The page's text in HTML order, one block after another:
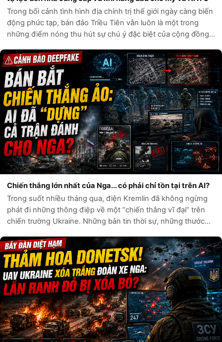
Trong bối cảnh tình hình địa chính trị thế giới ngày càng biến
động phức tạp, bán đảo Triều Tiên vẫn luôn là một trong
những điểm nóng thu hút sự chú ý đặc biệt của cộng đồng
các mối đe dọa t...
Chiến thắng lớn nhất của Nga... có phải chỉ tồn tại trên AI?
Trong suốt nhiều tháng qua, điện Kremlin đã không ngừng
phát đi những thông điệp về một “chiến thắng vĩ đại” trên
chiến trường Ukraine. Những bản tin thời sự, những thước
ngợi sức mạnh quân...